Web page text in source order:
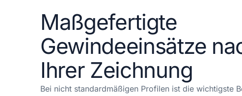
Maßgefertigte
Gewindeeinsätze
Ihrer Zeichnung
Bei nicht standardmäßigen Profilen ist die wichtigste